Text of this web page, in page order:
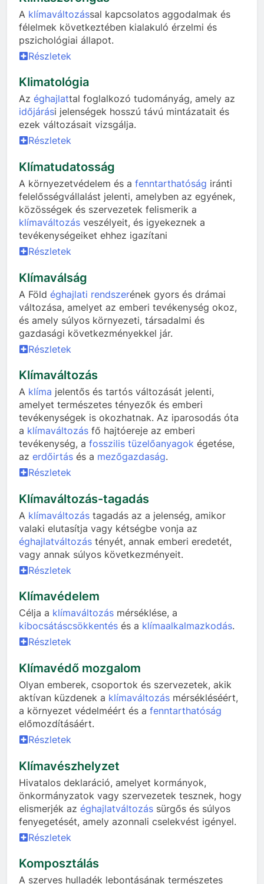
A klímaváltozással kapcsolatos aggodalmak és
félelmek következtében kialakuló érzelmi és
pszichológiai állapot.
Részletek
Klimatológia
Az éghajlattal foglalkozó tudományág, amely az
időjárási jelenségek hosszú távú mintázatait és
ezek változásait vizsgálja.
Részletek
Klímatudatosság
A környezetvédelem és a fenntarthatóság iránti
felelősségvállalást jelenti, amelyben az egyének,
közösségek és szervezetek felismerik a
klímaváltozás veszélyeit, és igyekeznek a
tevékenységeiket ehhez igazítani
Részletek
Klímaválság
A Föld éghajlati rendszerének gyors és drámai
változása, amelyet az emberi tevékenység okoz,
és amely súlyos környezeti, társadalmi és
gazdasági következményekkel jár.
Részletek
Klímaváltozás
A klíma jelentős és tartós változását jelenti,
amelyet természetes tényezők és emberi
tevékenységek is okozhatnak. Az iparosodás óta
a klímaváltozás fő hajtóereje az emberi
tevékenység, a fosszilis tüzelőanyagok égetése,
az erdőirtás és a mezőgazdaság.
Részletek
Klímaváltozás-tagadás
A klímaváltozás tagadás az a jelenség, amikor
valaki elutasítja vagy kétségbe vonja az
éghajlatváltozás tényét, annak emberi eredetét,
vagy annak súlyos következményeit.
Részletek
Klímavédelem
Célja a klímaváltozás mérséklése, a
kibocsátáscsökkentés és a klímaalkalmazkodás.
Részletek
Klímavédő mozgalom
Olyan emberek, csoportok és szervezetek, akik
aktívan küzdenek a klímaváltozás mérsékléséért,
a környezet védelméért és a fenntarthatóság
előmozdításáért.
Részletek
Klímavészhelyzet
Hivatalos deklaráció, amelyet kormányok,
önkormányzatok vagy szervezetek tesznek, hogy
elismerjék az éghajlatváltozás sürgős és súlyos
fenyegetését, amely azonnali cselekvést igényel.
Részletek
Komposztálás
A szerves hulladék lebontásának természetes